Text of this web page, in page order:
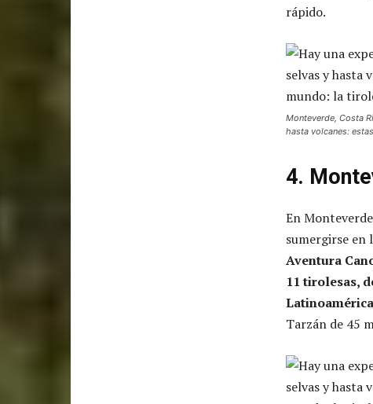
rápido.
Monteverde, Costa
hasta volcanes:
4.
En
sumergirse en
Aventura
11 tirolesas,
Tarzán de 45